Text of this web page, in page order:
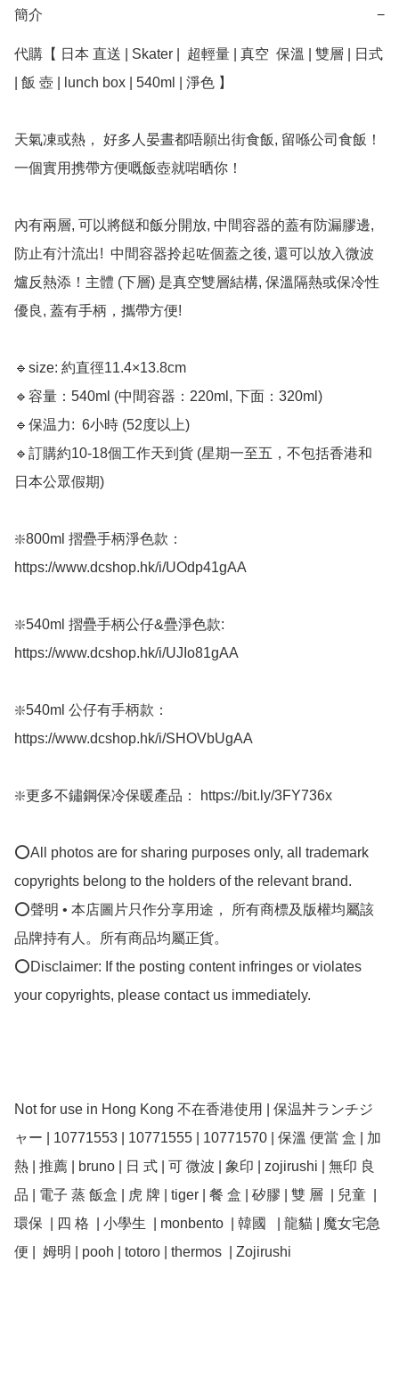
簡介 −
代購【 日本 直送 | Skater |  超輕量 | 真空  保溫 | 雙層 | 日式
| 飯 壺 | lunch box | 540ml | 淨色 】
天氣凍或熱， 好多人晏晝都唔願出街食飯, 留喺公司食飯！
一個實用携帶方便嘅飯壺就啱晒你！
內有兩層, 可以將餸和飯分開放, 中間容器的蓋有防漏膠邊,
防止有汁流出!  中間容器拎起咗個蓋之後, 還可以放入微波
爐反熱添！主體 (下層) 是真空雙層結構, 保溫隔熱或保冷性
優良, 蓋有手柄，攜帶方便!
🔹size: 約直徑11.4×13.8cm
🔹容量：540ml (中間容器：220ml, 下面：320ml)
🔹保温力:  6小時 (52度以上)
🔹訂購約10-18個工作天到貨 (星期一至五，不包括香港和
日本公眾假期) ﻿
❇️800ml 摺疊手柄淨色款：
https://www.dcshop.hk/i/UOdp41gAA
❇️540ml 摺疊手柄公仔&疊淨色款:
https://www.dcshop.hk/i/UJIo81gAA
❇️540ml 公仔有手柄款：
https://www.dcshop.hk/i/SHOVbUgAA
❇️更多不鏽鋼保冷保暖產品： https://bit.ly/3FY736x
⭕All photos are for sharing purposes only, all trademark
copyrights belong to the holders of the relevant brand.
⭕聲明 • 本店圖片只作分享用途， 所有商標及版權均屬該
品牌持有人。所有商品均屬正貨。
⭕Disclaimer: If the posting content infringes or violates
your copyrights, please contact us immediately.
Not for use in Hong Kong 不在香港使用 | 保温丼ランチジ
ャー | 10771553 | 10771555 | 10771570 | 保溫 便當 盒 | 加
熱 | 推薦 | bruno | 日 式 | 可 微波 | 象印 | zojirushi | 無印 良
品 | 電子 蒸 飯盒 | 虎 牌 | tiger | 餐 盒 | 矽膠 | 雙 層  | 兒童  |
環保  | 四 格  | 小學生  | monbento  | 韓國   | 龍貓 | 魔女宅急
便 |  姆明 | pooh | totoro | thermos  | Zojirushi